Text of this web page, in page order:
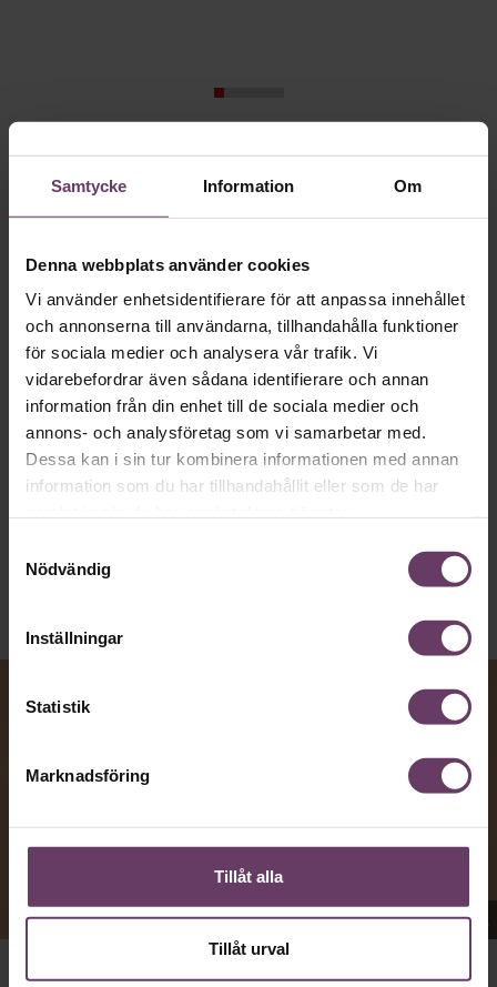
Samtycke Information Om
Denna webbplats använder cookies
Vi använder enhetsidentifierare för att anpassa innehållet
och annonserna till användarna, tillhandahålla funktioner
för sociala medier och analysera vår trafik. Vi
vidarebefordrar även sådana identifierare och annan
information från din enhet till de sociala medier och
annons- och analysföretag som vi samarbetar med.
Dessa kan i sin tur kombinera informationen med annan
information som du har tillhandahållit eller som de har
Nödvändig
Inställningar
Statistik
Marknadsföring
Tillåt alla
Tillåt urval
Skriv som en vd med en
app
MVH VD
Kan en app som förvandlar
text till korthugget vd-språk – utan
artighetsfraser, men gärna stavfel – vara
vägen för den som vill nå fram till
toppcheferna?
Kommunikation
Text:Fredrik Kullberg
Appen Sinceerly imiterar vd:ars kortfattade språk.